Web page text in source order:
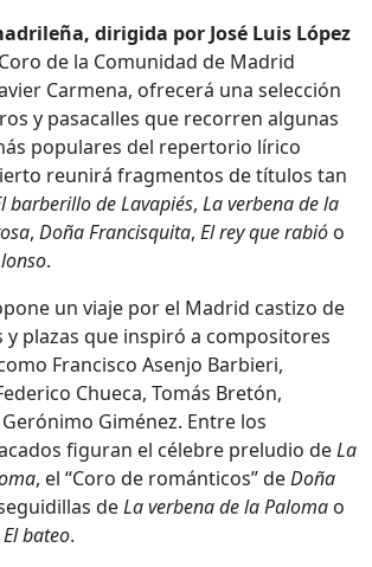
dirigida por José Luis López
de la Comunidad de Madrid
Carmena, ofrecerá una selección
y pasacalles que recorren algunas
populares del repertorio lírico
reunirá fragmentos de títulos tan
barberillo de Lavapiés, La verbena de la
, Doña Francisquita, El rey que rabió o
.
un viaje por el Madrid castizo de
y plazas que inspiró a compositores
Francisco Asenjo Barbieri,
Chueca, Tomás Bretón,
Giménez. Entre los
figuran el célebre preludio deLa
, el “Coro de románticos” deDoña
deLa verbena de la Paloma o
El bateo.